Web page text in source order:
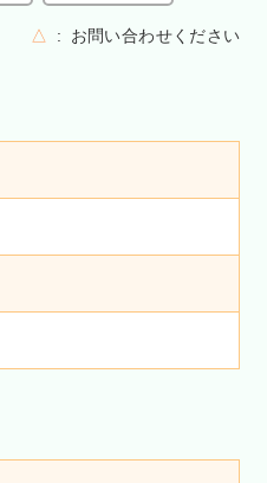
△ お問い合わせください